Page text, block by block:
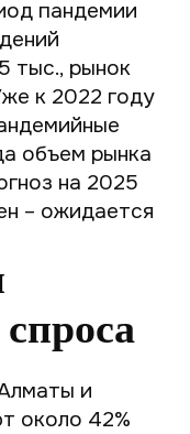
пандемии
тыс., рынок
к 2022 году
объем рынка
на 2025
– ожидается
и
около 42%